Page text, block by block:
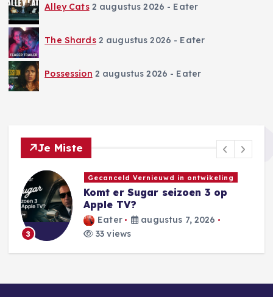
Alley Cats 2 augustus 2026 - Eater
The Shards 2 augustus 2026 - Eater
Possession 2 augustus 2026 - Eater
Je Miste
3
Gecanceld Vernieuwd in ontwikeling
Komt er Sugar seizoen 3 op
Apple TV?
Eater
augustus 7, 2026
33 views